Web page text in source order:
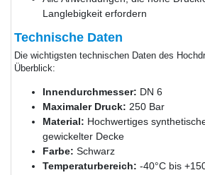
Langlebigkeit erfordern
Technische Daten
Die wichtigsten technischen Daten des
Überblick:
Innendurchmesser: DN 6
Maximaler Druck: 250 Bar
Material: Hochwertiges
gewickelter Decke
Farbe: Schwarz
Temperaturbereich: -40°C bis